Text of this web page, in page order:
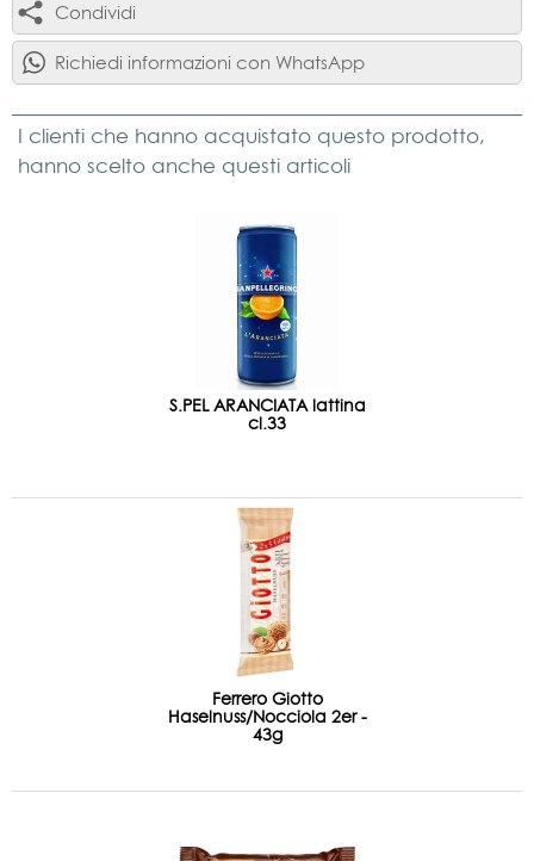
Condividi
Richiedi informazioni con WhatsApp
I clienti che hanno acquistato questo prodotto,
hanno scelto anche questi articoli
S.PEL ARANCIATA lattina
cl.33
Ferrero Giotto
Haselnuss/Nocciola 2er -
43g